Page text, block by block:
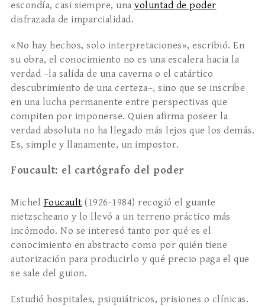
escondía, casi siempre, una voluntad de poder
disfrazada de imparcialidad.
«No hay hechos, solo interpretaciones», escribió. En
su obra, el conocimiento no es una escalera hacia la
verdad –la salida de una caverna o el catártico
descubrimiento de una certeza–, sino que se inscribe
en una lucha permanente entre perspectivas que
compiten por imponerse. Quien afirma poseer la
verdad absoluta no ha llegado más lejos que los demás.
Es, simple y llanamente, un impostor.
Foucault: el cartógrafo del poder
Michel Foucault (1926-1984) recogió el guante
nietzscheano y lo llevó a un terreno práctico más
incómodo. No se interesó tanto por qué es el
conocimiento en abstracto como por quién tiene
autorización para producirlo y qué precio paga el que
se sale del guion.
Estudió hospitales, psiquiátricos, prisiones o clínicas.